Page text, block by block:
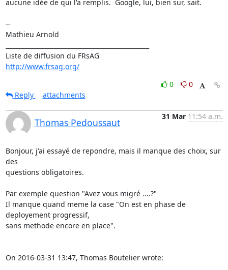
aucune idée de qui l'a remplis.  Google, lui, bien sur, sait.
--
Mathieu Arnold
Liste de diffusion du FRsAG
http://www.frsag.org/
0
0
Reply
attachments
Thomas Pedoussaut
31 Mar 11:54 a.m.
Bonjour, j'ai essayé de repondre, mais il manque des choix, sur
des
questions obligatoires.
Par exemple question "Avez vous migré ....?"
Il manque quand meme la case "On est en phase de
deployement progressif,
sans methode encore en place".
On 2016-03-31 13:47, Thomas Boutelier wrote: